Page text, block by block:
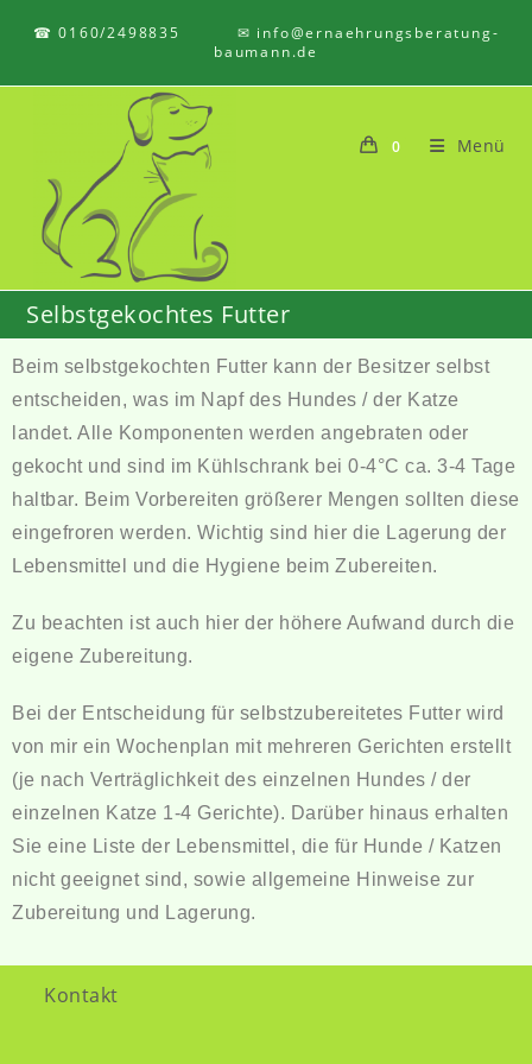
☎ 0160/2498835 ✉ info@ernaehrungsberatung-
baumann.de
0 Menü
Selbstgekochtes Futter
Beim selbstgekochten Futter kann der Besitzer selbst
entscheiden, was im Napf des Hundes / der Katze
landet. Alle Komponenten werden angebraten oder
gekocht und sind im Kühlschrank bei 0-4°C ca. 3-4 Tage
haltbar. Beim Vorbereiten größerer Mengen sollten diese
eingefroren werden. Wichtig sind hier die Lagerung der
Lebensmittel und die Hygiene beim Zubereiten.
Zu beachten ist auch hier der höhere Aufwand durch die
eigene Zubereitung.
Bei der Entscheidung für selbstzubereitetes Futter wird
von mir ein Wochenplan mit mehreren Gerichten erstellt
(je nach Verträglichkeit des einzelnen Hundes / der
einzelnen Katze 1-4 Gerichte). Darüber hinaus erhalten
Sie eine Liste der Lebensmittel, die für Hunde / Katzen
nicht geeignet sind, sowie allgemeine Hinweise zur
Zubereitung und Lagerung.
Kontakt